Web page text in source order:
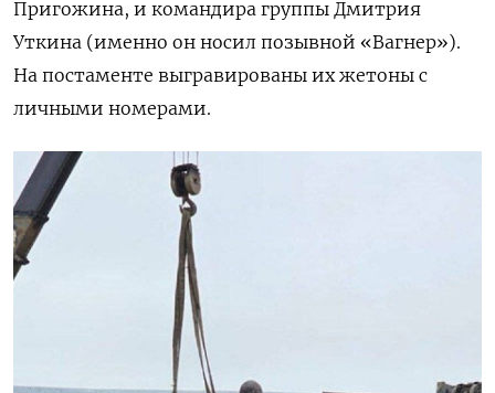
Пригожина, и командира группы Дмитрия
Уткина (именно он носил позывной «Вагнер»).
На постаменте выгравированы их жетоны с
личными номерами.